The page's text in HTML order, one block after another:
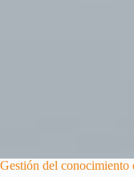
Gestión del conocimiento